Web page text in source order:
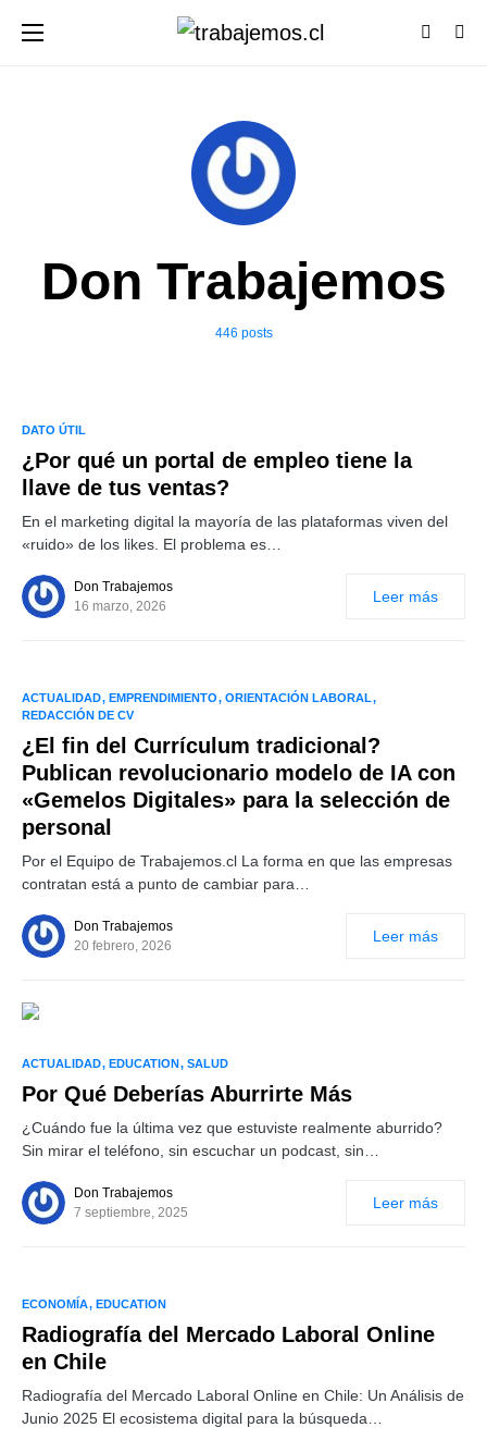
Don Trabajemos
446 posts
DATO ÚTIL
¿Por qué un portal de empleo tiene la
llave de tus ventas?
En el marketing digital la mayoría de las plataformas viven del
«ruido» de los likes. El problema es…
Don Trabajemos
16 marzo, 2026
Leer más
ACTUALIDAD EMPRENDIMIENTO
ORIENTACIÓN LABORAL
REDACCIÓN DE CV
¿El fin del Currículum tradicional?
Publican revolucionario modelo de IA con
«Gemelos Digitales» para la selección de
personal
Por el Equipo de Trabajemos.cl La forma en que las empresas
contratan está a punto de cambiar para…
Don Trabajemos
20 febrero, 2026
Leer más
ACTUALIDAD EDUCATION SALUD
Por Qué Deberías Aburrirte Más
¿Cuándo fue la última vez que estuviste realmente aburrido?
Sin mirar el teléfono, sin escuchar un podcast, sin…
Don Trabajemos
7 septiembre, 2025
Leer más
ECONOMÍA EDUCATION
Radiografía del Mercado Laboral Online
en Chile
Radiografía del Mercado Laboral Online en Chile: Un Análisis de
Junio 2025 El ecosistema digital para la búsqueda…